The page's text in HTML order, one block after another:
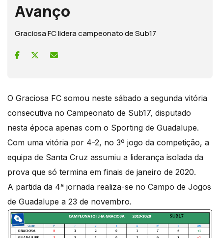
Avanço
Graciosa FC lidera campeonato de Sub17
O Graciosa FC somou neste sábado a segunda vitória
consecutiva no Campeonato de Sub17, disputado
nesta época apenas com o Sporting de Guadalupe.
Com uma vitória por 4-2, no 3º jogo da competição, a
equipa de Santa Cruz assumiu a liderança isolada da
prova que só termina em finais de janeiro de 2020.
A partida da 4ª jornada realiza-se no Campo de Jogos
de Guadalupe a 23 de novembro.